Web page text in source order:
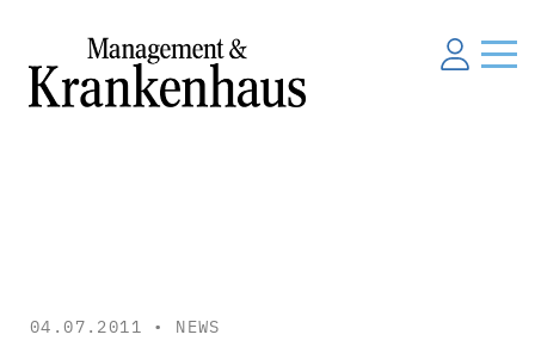
04.07.2011 • NEWS